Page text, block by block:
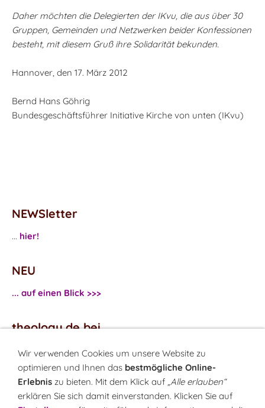
Daher möchten die Delegierten der IKvu, die aus über 30
Gruppen, Gemeinden und Netzwerken beider Konfessionen
besteht, mit diesem Gruß ihre Solidarität bekunden.
Hannover, den 17. März 2012
Bernd Hans Göhrig
Bundesgeschäftsführer Initiative Kirche von unten (IKvu)
NEWSletter
... hier!
NEU
... auf einen Blick >>>
theology.de bei
...Facebook
...Twitter
Monatsrätsel
Wir verwenden Cookies um unsere Website zu
optimieren und Ihnen das bestmögliche Online-
Erlebnis zu bieten. Mit dem Klick auf „Alle erlauben“
erklären Sie sich damit einverstanden. Klicken Sie auf